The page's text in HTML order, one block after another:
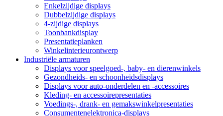
Enkelzijdige displays
Dubbelzijdige displays
4-zijdige displays
Toonbankdisplay
Presentatieplanken
Winkelinterieurontwerp
Industriële armaturen
Displays voor speelgoed-, baby- en dierenwinkels
Gezondheids- en schoonheidsdisplays
Displays voor auto-onderdelen en -accessoires
Kleding- en accessoirepresentaties
Voedings-, drank- en gemakswinkelpresentaties
Consumentenelektronica-displays